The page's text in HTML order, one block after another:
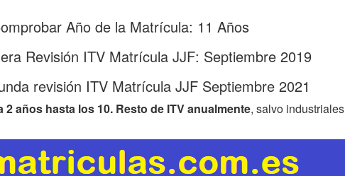
Año de la Matrícula: 11 Años
Revisión ITV Matrícula JJF: Septiembre 2019
revisión ITV Matrícula JJF Septiembre 2021
2 años hasta los 10. Resto de ITV anualmente, salvo industriales